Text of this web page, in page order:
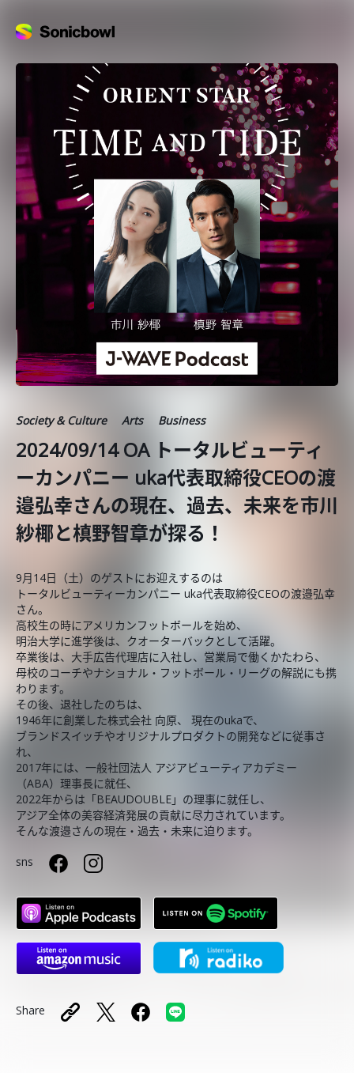
Society & Culture Arts Business
2024/09/14 OA トータルビューティ
ーカンパニー uka代表取締役CEOの渡
邉弘幸さんの現在、過去、未来を市川
紗椰と槙野智章が探る！
9月14日（土）のゲストにお迎えするのは
トータルビューティーカンパニー uka代表取締役CEOの渡邉弘幸
さん。
高校生の時にアメリカンフットボールを始め、
明治大学に進学後は、クオーターバックとして活躍。
卒業後は、大手広告代理店に入社し、営業局で働くかたわら、
母校のコーチやナショナル・フットボール・リーグの解説にも携
わります。
その後、退社したのちは、
1946年に創業した株式会社 向原、 現在のukaで、
ブランドスイッチやオリジナルプロダクトの開発などに従事さ
れ、
2017年には、一般社団法人 アジアビューティアカデミー
（ABA）理事長に就任、
2022年からは「BEAUDOUBLE」の理事に就任し、
アジア全体の美容経済発展の貢献に尽力されています。
そんな渡邉さんの現在・過去・未来に迫ります。
sns
Share